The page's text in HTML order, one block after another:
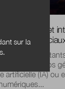
municipal (et
réseaux
viraux
la mairie, vidéos
artificielle (IA) ou
sur la